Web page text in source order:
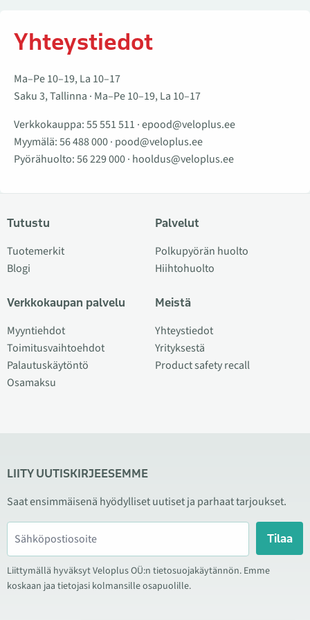
Yhteystiedot
Ma–Pe 10–19, La 10–17
Saku 3, Tallinna · Ma–Pe 10–19, La 10–17
Verkkokauppa:55 551 511 ·epood@veloplus.ee
Myymälä:56 488 000· pood@veloplus.ee
Pyörähuolto:56 229 000· hooldus@veloplus.ee
Tutustu
Tuotemerkit
Blogi
Verkkokaupan palvelu
Myyntiehdot
Toimitusvaihtoehdot
Palautuskäytöntö
Osamaksu
Palvelut
Polkupyörän huolto
Hiihtohuolto
Meistä
Yhteystiedot
Yrityksestä
Product safety recall
LIITY UUTISKIRJEESEMME
Saat ensimmäisenä hyödylliset uutiset ja parhaat tarjoukset.
Tilaa
Liittymällä hyväksyt Veloplus OÜ:n tietosuojakäytännön. Emme
koskaan jaa tietojasi kolmansille osapuolille.